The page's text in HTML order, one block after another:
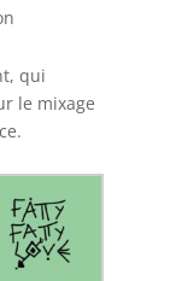
qui
le mixage